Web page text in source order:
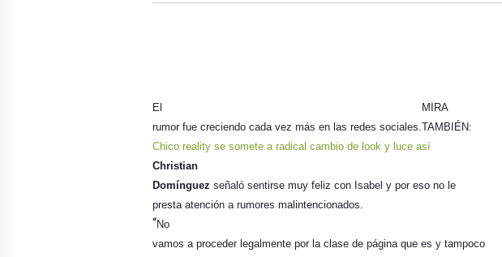
El
rumor fue creciendo cada vez más en las redes sociales.
MIRA
TAMBIÉN:
Chico reality se somete a radical cambio de look y luce así
Christian
Domínguez señaló sentirse muy feliz con Isabel y por eso no le
presta atención a rumores malintencionados.
“No
vamos a proceder legalmente por la clase de página que es y tampoco